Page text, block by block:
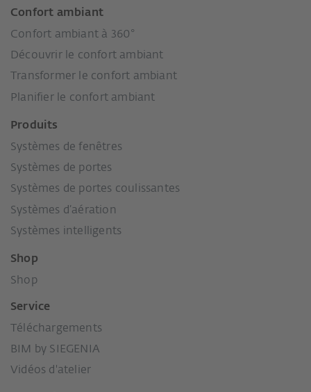
Confort ambiant
Confort ambiant à 360°
Découvrir le confort ambiant
Transformer le confort ambiant
Planifier le confort ambiant
Produits
Systèmes de fenêtres
Systèmes de portes
Systèmes de portes coulissantes
Systèmes d’aération
Systèmes intelligents
Shop
Shop
Service
Téléchargements
BIM by SIEGENIA
Vidéos d'atelier